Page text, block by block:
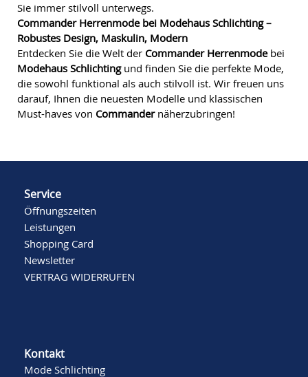
Sie immer stilvoll unterwegs.
Commander Herrenmode bei Modehaus Schlichting –
Robustes Design, Maskulin, Modern
Entdecken Sie die Welt der Commander Herrenmodebei
Modehaus Schlichtingund finden Sie die perfekte Mode,
die sowohl funktional als auch stilvoll ist. Wir freuen uns
darauf, Ihnen die neuesten Modelle und klassischen
Must-haves von Commandernäherzubringen!
Service
Öffnungszeiten
Leistungen
Shopping Card
Newsletter
VERTRAG WIDERRUFEN
Kontakt
Mode Schlichting